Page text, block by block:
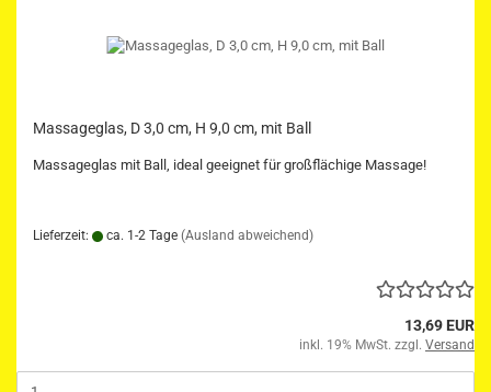
Massageglas, D 3,0 cm, H 9,0 cm, mit Ball
Massageglas mit Ball, ideal geeignet für großflächige Massage!
Lieferzeit: ca. 1-2 Tage (Ausland abweichend)
13,69 EUR
inkl. 19% MwSt. zzgl. Versand